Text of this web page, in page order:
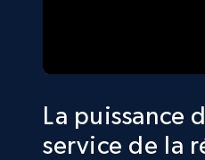
La puissance
service de la